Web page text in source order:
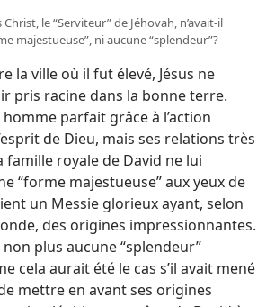
Christ, le “Serviteur” de Jéhovah, n’avait-​il
majestueuse”, ni aucune “splendeur”?
la ville où il fut élevé, Jésus ne
pris racine dans la bonne terre.
parfait grâce à l’action
de Dieu, mais ses relations très
famille royale de David ne lui
“forme majestueuse” aux yeux de
un Messie glorieux ayant, selon
des origines impressionnantes.
plus aucune “splendeur”
cela aurait été le cas s’il avait mené
mettre en avant ses origines